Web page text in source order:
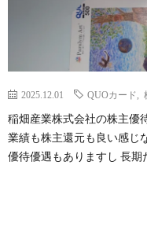
2025.12.01 QUOカード
稲畑産業株式会社の株主優
業績も株主還元も良い感じ
優待優遇もありますし 長